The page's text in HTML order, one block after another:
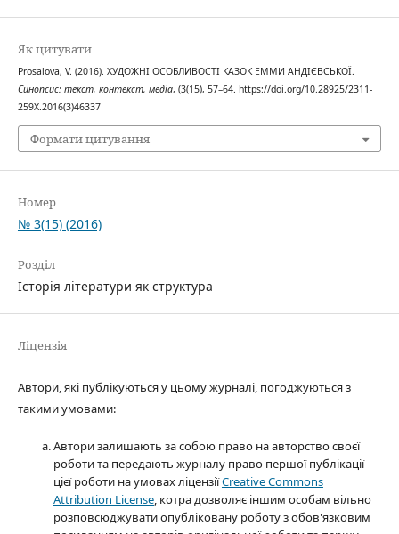
Як цитувати
Prosalova, V. (2016). ХУДОЖНІ ОСОБЛИВОСТІ КАЗОК ЕММИ АНДІЄВСЬКОЇ.
Синопсис: текст, контекст, медіа, (3(15), 57–64. https://doi.org/10.28925/2311-
259X.2016(3)46337
Формати цитування
Номер
№ 3(15) (2016)
Розділ
Історія літератури як структура
Ліцензія
Автори, які публікуються у цьому журналі, погоджуються з
такими умовами:
Автори залишають за собою право на авторство своєї
роботи та передають журналу право першої публікації
цієї роботи на умовах ліцензіїCreative Commons
Attribution License, котра дозволяє іншим особам вільно
розповсюджувати опубліковану роботу з обов'язковим